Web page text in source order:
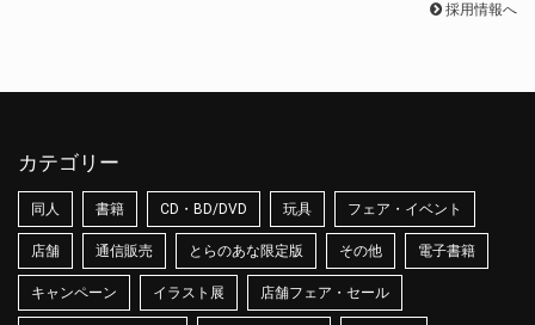
採用情報へ
カテゴリー
同人 書籍 CD・BD/DVD 玩具 フェア・イベント
店舗 通信販売 とらのあな限定版 その他 電子書籍
キャンペーン イラスト展 店舗フェア・セール